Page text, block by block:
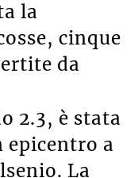
la
cinque
da
2.3, è stata
epicentro a
La